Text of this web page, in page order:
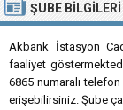
ŞUBE
Akbank İstasyon
faaliyet
6865 numaralı
erişebilirsiniz. Şube